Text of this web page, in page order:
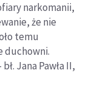
narkomanii,
że nie
temu
duchowni.
Jana Pawła II,